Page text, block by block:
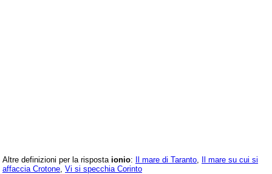
Altre definizioni per la risposta ionio: Il mare di Taranto Il mare su cui si
affaccia Crotone Vi si specchia Corinto